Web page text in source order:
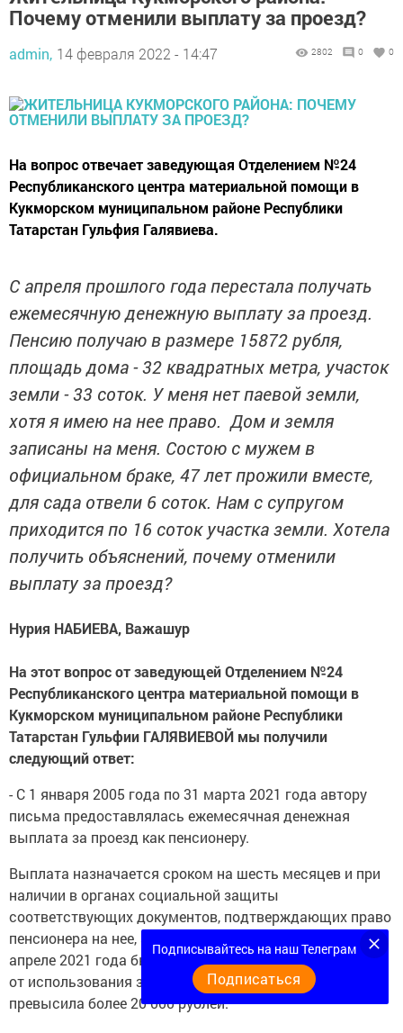
Почему отменили выплату за проезд?
admin, 14 февраля 2022 - 14:47 2802 0 0
На вопрос отвечает заведующая Отделением №24
Республиканского центра материальной помощи в
Кукморском муниципальном районе Республики
Татарстан Гульфия Галявиева.
С апреля прошлого года перестала получать
ежемесячную денежную выплату за проезд.
Пенсию получаю в размере 15872 рубля,
площадь дома - 32 квадратных метра, участок
земли - 33 соток. У меня нет паевой земли,
хотя я имею на нее право. Дом и земля
записаны на меня. Состою с мужем в
официальном браке, 47 лет прожили вместе,
для сада отвели 6 соток. Нам с супругом
приходится по 16 соток участка земли. Хотела
получить объяснений, почему отменили
выплату за проезд?
Нурия НАБИЕВА, Важашур
На этот вопрос от заведующей Отделением №24
Республиканского центра материальной помощи в
Кукморском муниципальном районе Республики
Татарстан Гульфии ГАЛЯВИЕВОЙ мы получили
следующий ответ:
- С 1 января 2005 года по 31 марта 2021 года автору
письма предоставлялась ежемесячная денежная
выплата за проезд как пенсионеру.
Выплата назначается сроком на шесть месяцев и при
наличии в органах социальной защиты
соответствующих документов, подтверждающих право
пенсионера на нее, автоматически продлевается. Но в
апреле 2021 года была отменена, так как из-за дохода
от использования земельного участка сумма пенсии
превысила более 20 000 рублей.
Подписывайтесь на наш Телеграм
Подписаться